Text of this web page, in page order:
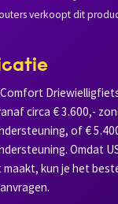
verkoopt dit
circa € 3.600,-
of €
Omdat
kun je het